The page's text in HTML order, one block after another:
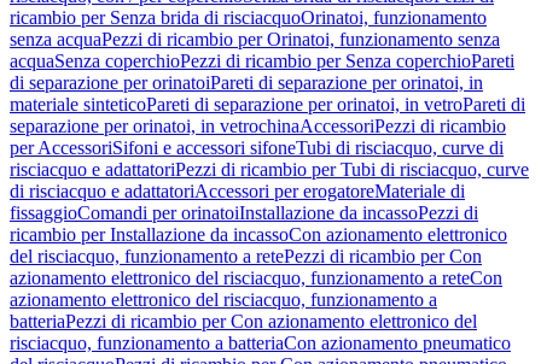
ricambio per Senza brida di risciacquoOrinatoi, funzionamento
senza acquaPezzi di ricambio per Orinatoi, funzionamento senza
acquaSenza coperchioPezzi di ricambio per Senza coperchioPareti
di separazione per orinatoiPareti di separazione per orinatoi, in
materiale sinteticoPareti di separazione per orinatoi, in vetroPareti di
separazione per orinatoi, in vetrochinaAccessoriPezzi di ricambio
per AccessoriSifoni e accessori sifoneTubi di risciacquo, curve di
risciacquo e adattatoriPezzi di ricambio per Tubi di risciacquo, curve
di risciacquo e adattatoriAccessori per erogatoreMateriale di
fissaggioComandi per orinatoiInstallazione da incassoPezzi di
ricambio per Installazione da incassoCon azionamento elettronico
del risciacquo, funzionamento a retePezzi di ricambio per Con
azionamento elettronico del risciacquo, funzionamento a reteCon
azionamento elettronico del risciacquo, funzionamento a
batteriaPezzi di ricambio per Con azionamento elettronico del
risciacquo, funzionamento a batteriaCon azionamento pneumatico